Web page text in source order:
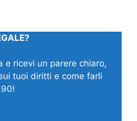
e ricevi un parere chiaro,
tuoi diritti e come farli